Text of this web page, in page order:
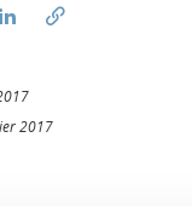
sur Facebook
Partager sur LinkedIn
2017